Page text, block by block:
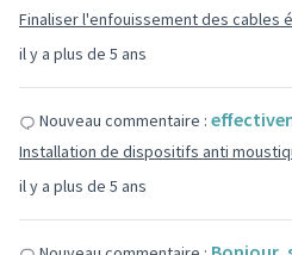
il y a plus de 5 ans
Finaliser l'enfouissement des cables
il y a plus de 5 ans
Nouveau commentaire :
Installation de dispositifs anti